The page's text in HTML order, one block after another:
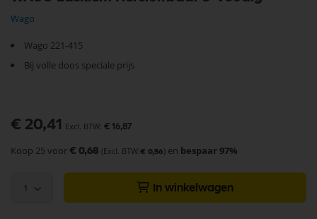
Wago
Wago 221-415
Bij volle doos speciale prijs
€ 20,41 € 16,87
Koop 25 voor € 0,68 € 0,56 en bespaar 97%
1 In winkelwagen
het
begin
afbeeldingen-